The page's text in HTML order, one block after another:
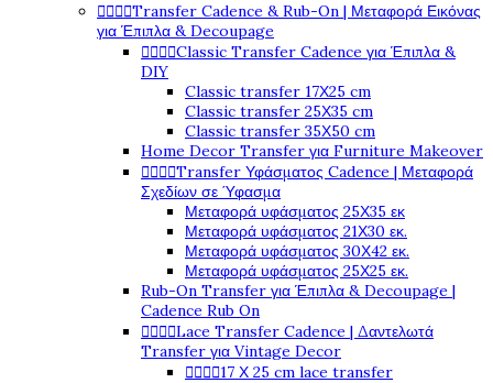
Transfer Cadence & Rub-On | Μεταφορά Εικόνας
για Έπιπλα & Decoupage
Classic Transfer Cadence για Έπιπλα &
DIY
Classic transfer 17Χ25 cm
Classic transfer 25Χ35 cm
Classic transfer 35Χ50 cm
Home Decor Transfer για Furniture Makeover
Transfer Υφάσματος Cadence | Μεταφορά
Σχεδίων σε Ύφασμα
Μεταφορά υφάσματος 25Χ35 εκ
Μεταφορά υφάσματος 21Χ30 εκ.
Μεταφορά υφάσματος 30Χ42 εκ.
Μεταφορά υφάσματος 25Χ25 εκ.
Rub-On Transfer για Έπιπλα & Decoupage |
Cadence Rub On
Lace Transfer Cadence | Δαντελωτά
Transfer για Vintage Decor
17 Χ 25 cm lace transfer